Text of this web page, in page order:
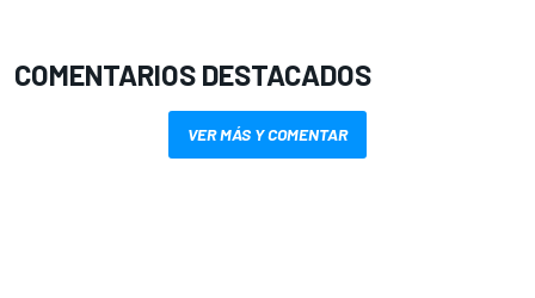
COMENTARIOS DESTACADOS
VER MÁS Y COMENTAR